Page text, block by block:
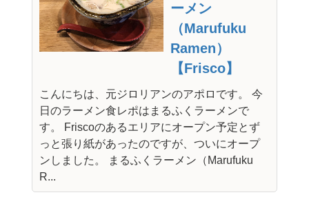
ーメン
（Marufuku
Ramen）
【Frisco】
こんにちは、元ジロリアンのアポロです。 今
日のラーメン食レポはまるふくラーメンで
す。 Friscoのあるエリアにオープン予定とず
っと張り紙があったのですが、ついにオープ
ンしました。 まるふくラーメン（Marufuku
R...